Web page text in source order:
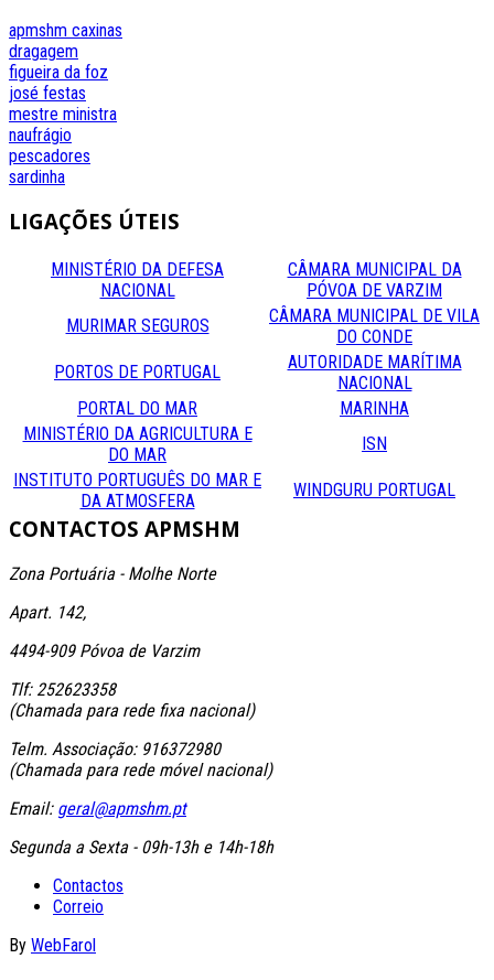
apmshm caxinas
dragagem
figueira da foz
josé festas
mestre ministra
naufrágio
pescadores
sardinha
LIGAÇÕES ÚTEIS
MINISTÉRIO DA DEFESA
NACIONAL
CÂMARA MUNICIPAL DA
PÓVOA DE VARZIM
MURIMAR SEGUROS
CÂMARA MUNICIPAL DE VILA
DO CONDE
PORTOS DE PORTUGAL
AUTORIDADE MARÍTIMA
NACIONAL
PORTAL DO MAR
MARINHA
MINISTÉRIO DA AGRICULTURA E
DO MAR
ISN
INSTITUTO PORTUGUÊS DO MAR E
DA ATMOSFERA
WINDGURU PORTUGAL
CONTACTOS APMSHM
Zona Portuária - Molhe Norte
Apart. 142,
4494-909 Póvoa de Varzim
Tlf: 252623358
(Chamada para rede fixa nacional)
Telm. Associação: 916372980
(Chamada para rede móvel nacional)
Email: geral@apmshm.pt
Segunda a Sexta - 09h-13h e 14h-18h
Contactos
Correio
By WebFarol